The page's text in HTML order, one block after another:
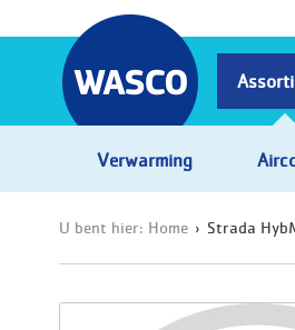
Verwarming
U bent hier: Home Strada